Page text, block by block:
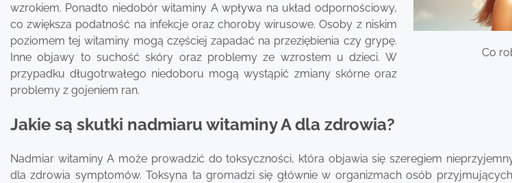
Co
wzrokiem. Ponadto niedobór witaminy A wpływa na układ odpornościowy,
co zwiększa podatność na infekcje oraz choroby wirusowe. Osoby z niskim
poziomem tej witaminy mogą częściej zapadać na przeziębienia czy grypę.
Inne objawy to suchość skóry oraz problemy ze wzrostem u dzieci. W
przypadku długotrwałego niedoboru mogą wystąpić zmiany skórne oraz
problemy z gojeniem ran.
Jakie są skutki nadmiaru witaminy A dla zdrowia?
Nadmiar witaminy A może prowadzić do toksyczności, która objawia się szeregiem
dla zdrowia symptomów. Toksyna ta gromadzi się głównie w organizmach osób